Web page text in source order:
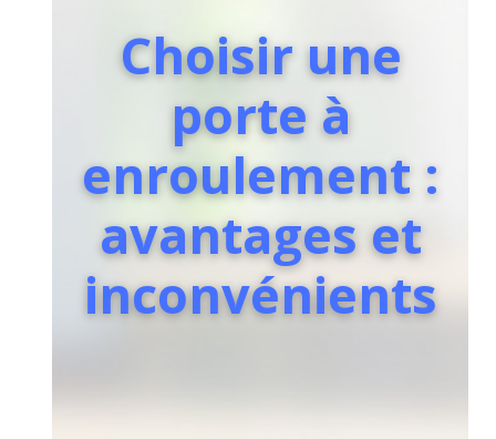
Choisir une
porte à
enroulement :
avantages et
inconvénients